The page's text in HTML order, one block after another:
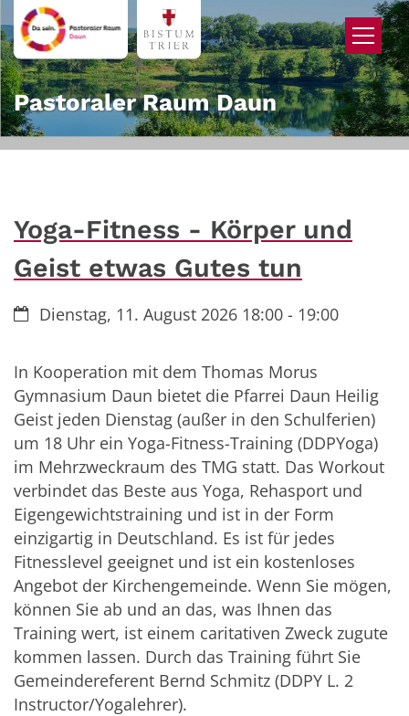
Zum Inhalt springen
Pastoraler Raum Daun
Yoga-Fitness - Körper und
Geist etwas Gutes tun
Datum:Dienstag, 11. August 2026 18:00 - 19:00
In Kooperation mit dem Thomas Morus
Gymnasium Daun bietet die Pfarrei Daun Heilig
Geist jeden Dienstag (außer in den Schulferien)
um 18 Uhr ein Yoga-Fitness-Training (DDPYoga)
im Mehrzweckraum des TMG statt. Das Workout
verbindet das Beste aus Yoga, Rehasport und
Eigengewichtstraining und ist in der Form
einzigartig in Deutschland. Es ist für jedes
Fitnesslevel geeignet und ist ein kostenloses
Angebot der Kirchengemeinde. Wenn Sie mögen,
können Sie ab und an das, was Ihnen das
Training wert, ist einem caritativen Zweck zugute
kommen lassen. Durch das Training führt Sie
Gemeindereferent Bernd Schmitz (DDPY L. 2
Instructor/Yogalehrer).